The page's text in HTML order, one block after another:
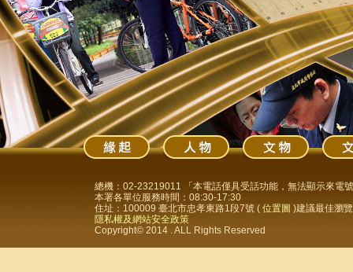
總機：02-23219011 「本電話僅具受話功能，無法顯示來電
本署各單位服務時間：08:30-17:30
住址：100009 臺北市忠孝東路1段7號 ( 位置圖 )建議最佳瀏
隱私權及網站安全政策
Copyright© 2014 . ALL Rights Reserved